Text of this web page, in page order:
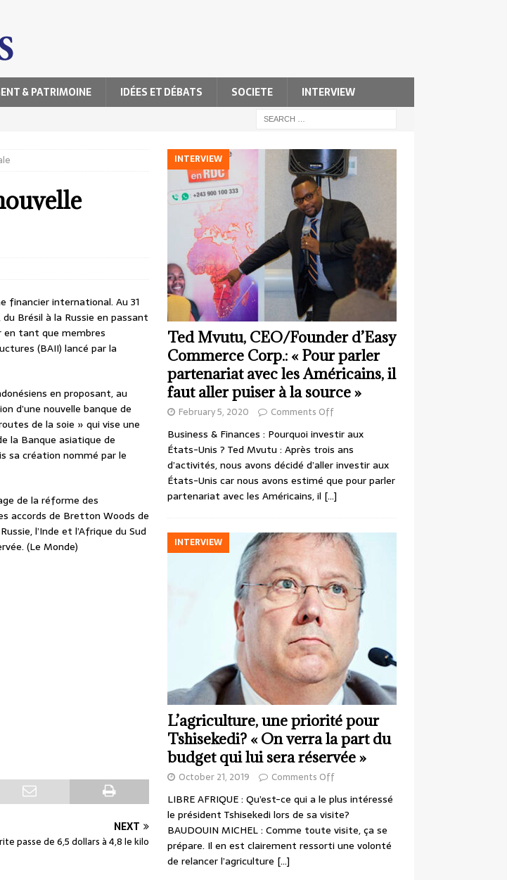
& PATRIMOINE IDÉES ET DÉBATS SOCIETE INTERVIEW
financier international. Au 31
Brésil à la Russie en passant
tant que membres
(BAII) lancé par la
en proposant, au
d’une nouvelle banque de
de la soie » qui vise une
la Banque asiatique de
sa création nommé par le
de la réforme des
accords de Bretton Woods de
l’Inde et l’Afrique du Sud
(Le Monde)
NEXT
passe de 6,5 dollars à 4,8 le kilo
INTERVIEW
Ted Mvutu, CEO/Founder d’Easy
Commerce Corp.: « Pour parler
partenariat avec les Américains, il
faut aller puiser à la source »
February 5, 2020 Comments Off
Business & Finances : Pourquoi investir aux
États-Unis ? Ted Mvutu : Après trois ans
d’activités, nous avons décidé d’aller investir aux
États-Unis car nous avons estimé que pour parler
partenariat avec les Américains, il […]
INTERVIEW
L’agriculture, une priorité pour
Tshisekedi? « On verra la part du
budget qui lui sera réservée »
October 21, 2019 Comments Off
LIBRE AFRIQUE : Qu’est-ce qui a le plus intéressé
le président Tshisekedi lors de sa visite?
BAUDOUIN MICHEL : Comme toute visite, ça se
prépare. Il en est clairement ressorti une volonté
de relancer l’agriculture […]